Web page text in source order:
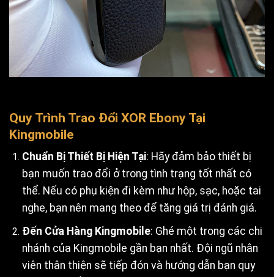
Quy Trình Trao Đổi XOR Ebony Tại
Kingmobile
Chuẩn Bị Thiết Bị Hiện Tại: Hãy đảm bảo thiết bị
bạn muốn trao đổi ở trong tình trạng tốt nhất có
thể. Nếu có phụ kiện đi kèm như hộp, sạc, hoặc tai
nghe, bạn nên mang theo để tăng giá trị đánh giá.
Đến Cửa Hàng Kingmobile: Ghé một trong các chi
nhánh của Kingmobile gần bạn nhất. Đội ngũ nhân
viên thân thiện sẽ tiếp đón và hướng dẫn bạn quy